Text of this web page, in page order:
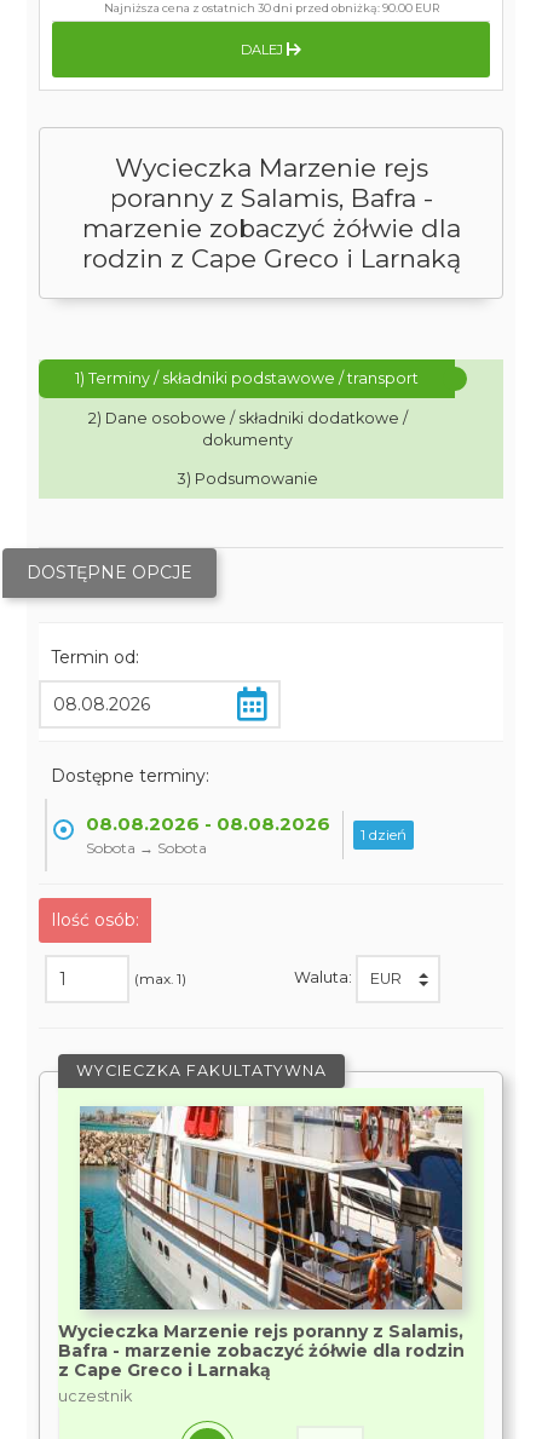
Wycieczka Marzenie rejs
poranny z Salamis, Bafra -
marzenie zobaczyć żółwie dla
rodzin z Cape Greco i Larnaką
1) Terminy / składniki podstawowe / transport
2) Dane osobowe / składniki dodatkowe /
dokumenty
3) Podsumowanie
DOSTĘPNE OPCJE
Termin od:
Dostępne terminy:
08.08.2026 - 08.08.2026
Sobota → Sobota
1 dzień
Ilość osób:
(max. 1) Waluta:
WYCIECZKA FAKULTATYWNA
Wycieczka Marzenie rejs poranny z Salamis,
Bafra - marzenie zobaczyć żółwie dla rodzin
z Cape Greco i Larnaką
uczestnik
Najniższa cena z ostatnich 30 dni przed obniżką:90.00 EUR
DALEJ